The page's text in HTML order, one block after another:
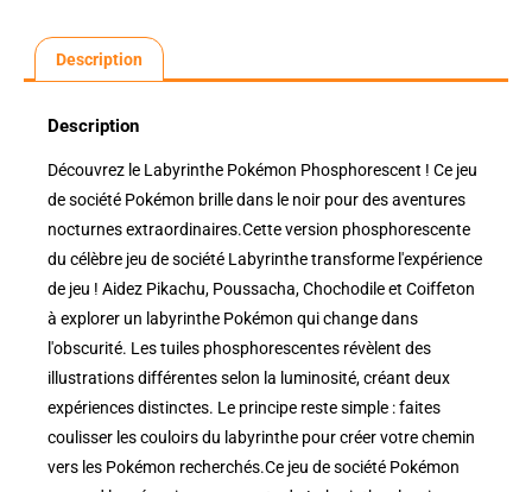
Description
Description
Découvrez le Labyrinthe Pokémon Phosphorescent ! Ce jeu
de société Pokémon brille dans le noir pour des aventures
nocturnes extraordinaires.Cette version phosphorescente
du célèbre jeu de société Labyrinthe transforme l'expérience
de jeu ! Aidez Pikachu, Poussacha, Chochodile et Coiffeton
à explorer un labyrinthe Pokémon qui change dans
l'obscurité. Les tuiles phosphorescentes révèlent des
illustrations différentes selon la luminosité, créant deux
expériences distinctes. Le principe reste simple : faites
coulisser les couloirs du labyrinthe pour créer votre chemin
vers les Pokémon recherchés.Ce jeu de société Pokémon